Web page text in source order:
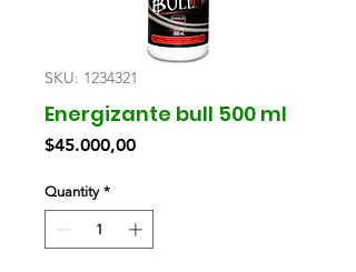
SKU: 1234321
Energizante bull 500 ml
$45.000,00Price
Quantity *